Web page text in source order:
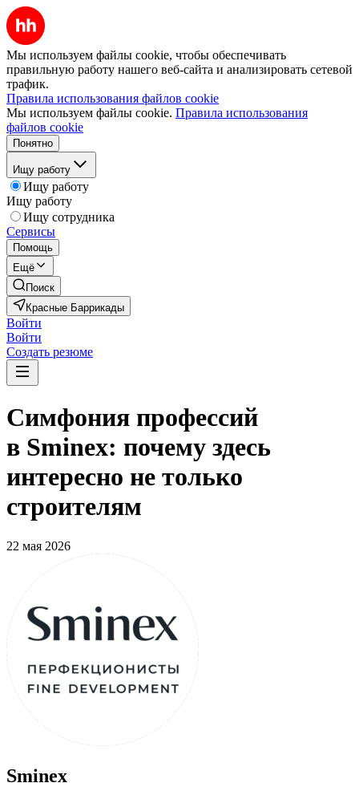
Мы используем файлы cookie, чтобы обеспечивать
правильную работу нашего веб-сайта и анализировать сетевой
трафик.
Правила использования файлов cookie
Мы используем файлы cookie. Правила использования
файлов cookie
Понятно
Ищу работу
Ищу работу
Ищу работу
Ищу сотрудника
Сервисы
Помощь
Ещё
Поиск
Красные Баррикады
Войти
Войти
Создать резюме
Симфония профессий
в Sminex: почему здесь
интересно не только
строителям
22 мая 2026
Sminex